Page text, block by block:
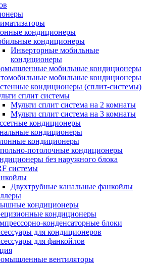
кондиционеры
кондиционеры
Инверторные мобильные
кондиционеры
мобильные кондиционеры
мобильные кондиционеры
кондиционеры (сплит-системы)
сплит системы
Мульти сплит система на 2 комнаты
Мульти сплит система на 3 комнаты
кондиционеры
кондиционеры
кондиционеры
потолочные кондиционеры
без наружного блока
системы
Двухтрубные канальные фанкойлы
кондиционеры
кондиционеры
конденсаторные блоки
для кондиционеров
для фанкойлов
вентиляторы